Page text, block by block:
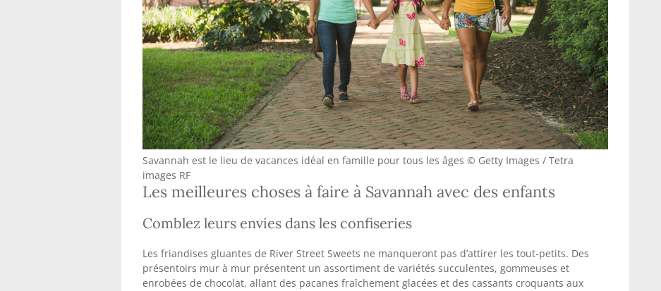
Savannah est le lieu de vacances idéal en famille pour tous les âges © Getty Images / Tetra
images RF
Les meilleures choses à faire à Savannah avec des enfants
Comblez leurs envies dans les confiseries
Les friandises gluantes de River Street Sweets ne manqueront pas d’attirer les tout-petits. Des
présentoirs mur à mur présentent un assortiment de variétés succulentes, gommeuses et
enrobées de chocolat, allant des pacanes fraîchement glacées et des cassants croquants aux